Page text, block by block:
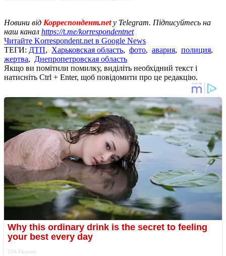
Новини від Корреспондент.netу Telegram. Підписуйтесь на
наш канал https://t.me/korrespondentnet
Читайте Korrespondent.net в Google News
ТЕГИ: ДТП, Харьковская область, фото, авария, полиция,
жертва, Днепропетровская область
Якщо ви помітили помилку, виділіть необхідний текст і
натисніть Ctrl + Enter, щоб повідомити про це редакцію.